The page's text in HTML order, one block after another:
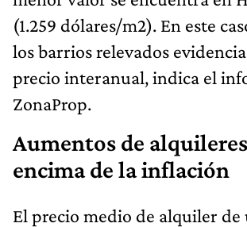
(1.259 dólares/m2). En este
los barrios relevados
precio interanual, indica el
ZonaProp.
Aumentos de
encima de la inflación
El precio medio de alquiler de